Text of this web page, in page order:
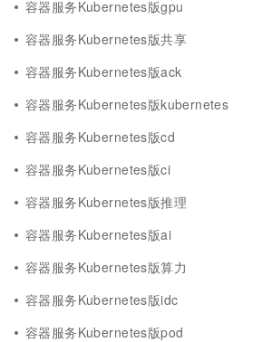
容器服务Kubernetes版gpu
容器服务Kubernetes版共享
容器服务Kubernetes版ack
容器服务Kubernetes版kubernetes
容器服务Kubernetes版cd
容器服务Kubernetes版ci
容器服务Kubernetes版推理
容器服务Kubernetes版ai
容器服务Kubernetes版算力
容器服务Kubernetes版idc
容器服务Kubernetes版pod